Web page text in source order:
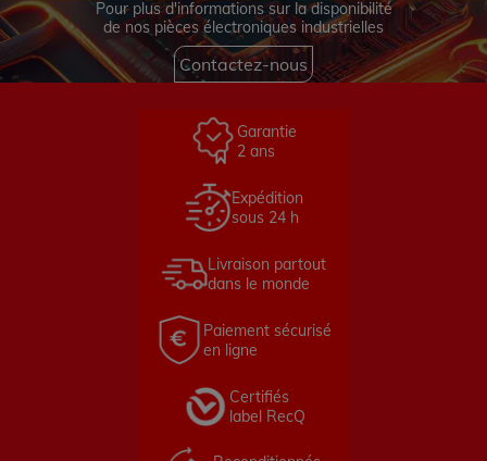
Pour plus d'informations sur la disponibilité
de nos pièces électroniques industrielles
Contactez-nous
Garantie
2 ans
Expédition
sous 24 h
Livraison partout
dans le monde
Paiement sécurisé
en ligne
Certifiés
label RecQ